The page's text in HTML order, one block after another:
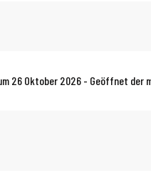
26 Oktober 2026 - Geöffnet der